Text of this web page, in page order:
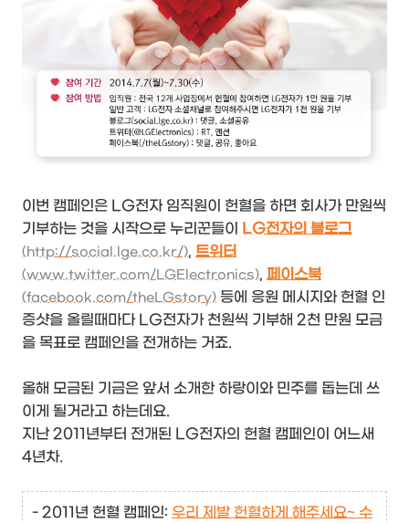
이번 캠페인은 LG전자 임직원이 헌혈을 하면 회사가 만원씩
기부하는 것을 시작으로 누리꾼들이
LG전자의 블로그
(http://social.lge.co.kr/), 트위터
(www.twitter.com/LGElectronics), 페이스북
(facebook.com/theLGstory) 등에 응원 메시지와 헌혈 인
증샷을 올릴때마다 LG전자가 천원씩 기부해 2천 만원 모금
을 목표로 캠페인을 전개하는 거죠.
올해 모금된 기금은 앞서 소개한 하랑이와 민주를 돕는데 쓰
이게 될거라고 하는데요.
지난 2011년부터 전개된 LG전자의 헌혈 캠페인이 어느새
4년차.
- 2011년 헌혈 캠페인: 우리 제발 헌혈하게 해주세요~ 수